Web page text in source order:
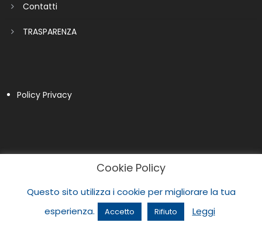
Contatti
TRASPARENZA
Policy Privacy
|Newspaper Lite by themecentury.
Cookie Policy
Questo sito utilizza i cookie per migliorare la tua
esperienza.
Accetto Rifiuto Leggi